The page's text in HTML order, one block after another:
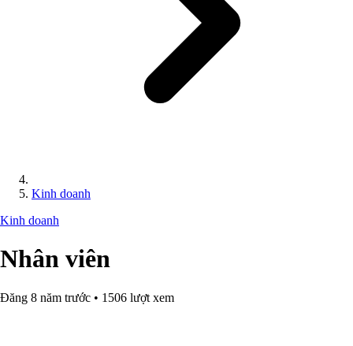
Kinh doanh
Kinh doanh
Nhân viên
Đăng 8 năm trước • 1506 lượt xem